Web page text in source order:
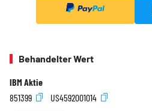
Behandelter Wert
IBM Aktie
851399
US4592001014